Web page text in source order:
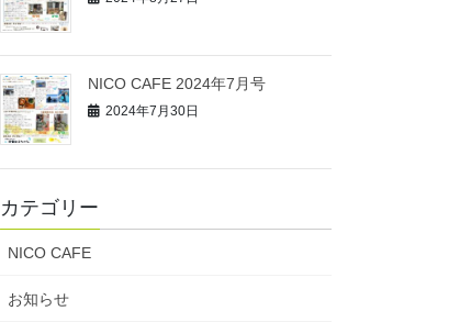
NICO CAFE 2024年7月号
2024年7月30日
カテゴリー
NICO CAFE
お知らせ